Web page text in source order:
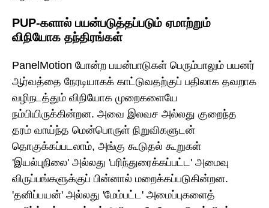
PUP-களால் பயன்படுத்தப்படும் ஏமாற்றும்
விநியோக தந்திரங்கள்
PanelMotion போன்ற பயன்பாடுகள் பெரும்பாலும் பயனர்
ஆர்வத்தை நேரடியாகக் காட்டுவதற்குப் பதிலாக தவறாக
வழிநடத்தும் விநியோக முறைகளையே
நம்பியிருக்கின்றன. அவை இலவச அல்லது குறைந்த
தரம் வாய்ந்த மென்பொருள் நிறுவிகளுடன்
தொகுக்கப்படலாம், அங்கு கூடுதல் கூறுகள்
'இயல்புநிலை' அல்லது 'பரிந்துரைக்கப்பட்ட' அமைவு
விருப்பங்களுக்குப் பின்னால் மறைக்கப்படுகின்றன.
'தனிப்பயன்' அல்லது 'மேம்பட்ட' அமைப்புகளைத்